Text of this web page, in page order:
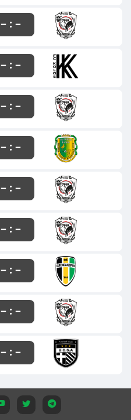
– : –
– : –
– : –
– : –
– : –
– : –
– : –
– : –
– : –